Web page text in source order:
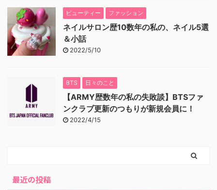
ビューティー ファッション
ネイルサロン歴10数年の私の、ネイル5選
＆小話
2022/5/10
BTS 日々のこと
【ARMY歴数年の私の失敗談】BTSファ
ンクラブ更新のつもりが新規会員に！
2022/4/15
最近の投稿